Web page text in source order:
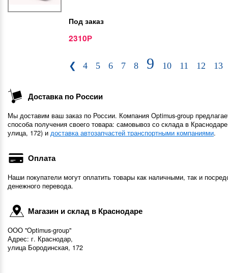
Под заказ
2310Р
❮ 4 5 6 7 8 9 10 11 12 13
Доставка по России
Мы доставим ваш заказ по России. Компания Optimus-group
способа получения своего товара: самовывоз со склада в
улица, 172) и доставка автозапчастей транспортными компаниями.
Оплата
Наши покупатели могут оплатить товары как наличными, так и
денежного перевода.
Магазин и склад в Краснодаре
ООО "Optimus-group"
Адрес: г. Краснодар,
улица Бородинская, 172